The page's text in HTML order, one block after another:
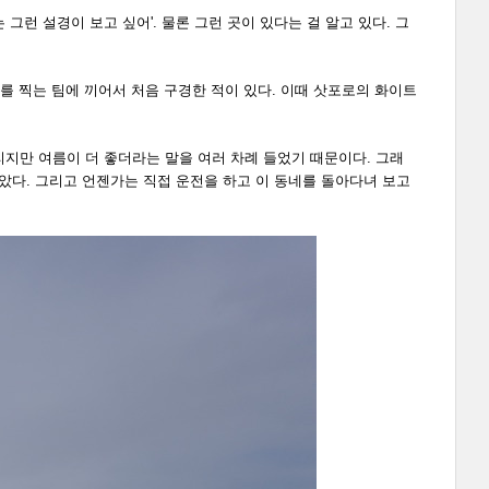
런 설경이 보고 싶어'. 물론 그런 곳이 있다는 걸 알고 있다. 그
찍는 팀에 끼어서 처음 구경한 적이 있다. 이때 삿포로의 화이트
만 여름이 더 좋더라는 말을 여러 차례 들었기 때문이다. 그래
. 그리고 언젠가는 직접 운전을 하고 이 동네를 돌아다녀 보고